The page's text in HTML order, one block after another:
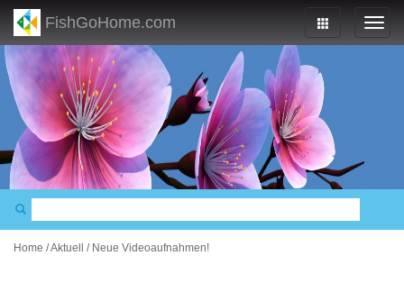
FishGoHome.com
Home /Aktuell / Neue Videoaufnahmen!